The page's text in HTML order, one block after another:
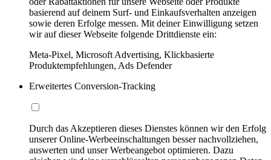
basierend auf deinem Surf- und Einkaufsverhalten anzeigen
sowie deren Erfolge messen. Mit deiner Einwilligung setzen
wir auf dieser Webseite folgende Drittdienste ein:
Meta-Pixel, Microsoft Advertising, Klickbasierte
Produktempfehlungen, Ads Defender
Erweitertes Conversion-Tracking
Durch das Akzeptieren dieses Dienstes können wir den Erfolg
unserer Online-Werbeeinschaltungen besser nachvollziehen,
auswerten und unser Werbeangebot optimieren. Dazu